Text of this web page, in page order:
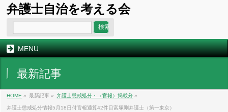
弁護士自治を考える会
MENU
最新記事
HOME » 最新記事 » 弁護士懲戒処分・（官報）掲載分 »
弁護士懲戒処分情報5月18日付官報通算42件目富塚剛弁護士（第一東京）